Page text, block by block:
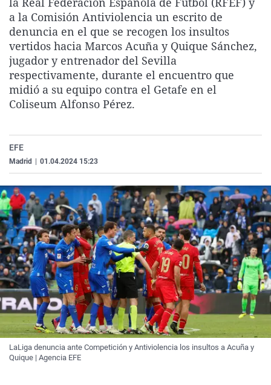
La rosa de los vientos
Gente viajera
Como el perro y el
Caso
Retornados
Equipo de
Operación Viuda
Extremadura
Galicia
La Rioja
Navarra
País Vasco
Virales
Televisión
Elecciones
a la Comisión Antiviolencia un escrito de
denuncia en el que se recogen los insultos
vertidos hacia Marcos Acuña y Quique Sánchez,
jugador y entrenador del Sevilla
respectivamente, durante el encuentro que
midió a su equipo contra el Getafe en el
Coliseum Alfonso Pérez.
EFE
Madrid 01.04.2024 15:23
LaLiga denuncia ante Competición y Antiviolencia los insultos a Acuña y
Quique | Agencia EFE